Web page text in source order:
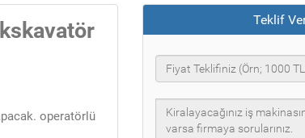
operatörlü
Teklif